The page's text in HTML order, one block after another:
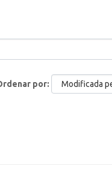
por